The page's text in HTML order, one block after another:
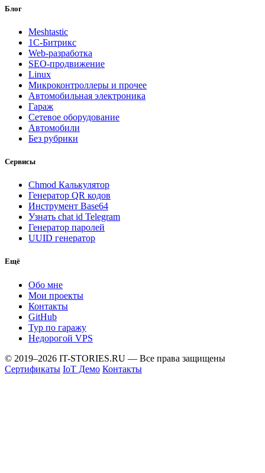
Блог
Meshtastic
1С-Битрикс
Web-разработка
SEO-продвижение
Linux
Микроконтроллеры и прочее
Автомобильная электроника
Гараж
Сетевое оборудование
Автомобили
Без рубрики
Сервисы
Chmod Калькулятор
Генератор QR кодов
Инструмент Base64
Узнать chat id Telegram
Генератор паролей
UUID генератор
Ещё
Обо мне
Мои проекты
Контакты
GitHub
Тур по гаражу
Недорогой VPS
© 2019–2026 IT-STORIES.RU — Все права защищены
Сертификаты IoT Демо Контакты